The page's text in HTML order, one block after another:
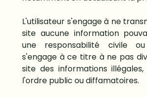
L'utilisateur s'engage à ne
site aucune information
une responsabilité civile
s'engage à ce titre à ne pas
site des informations
l'ordre public ou diffamatoires.